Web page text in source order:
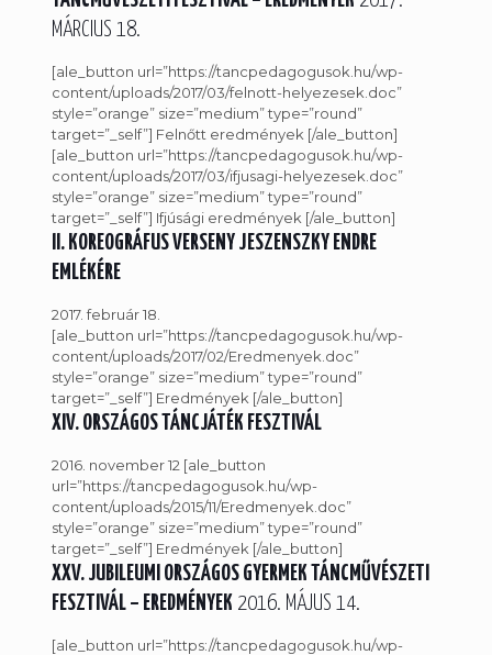
MÁRCIUS 18.
[ale_button url=”https://tancpedagogusok.hu/wp-
content/uploads/2017/03/felnott-helyezesek.doc”
style=”orange” size=”medium” type=”round”
target=”_self”] Felnőtt eredmények [/ale_button]
[ale_button url=”https://tancpedagogusok.hu/wp-
content/uploads/2017/03/ifjusagi-helyezesek.doc”
style=”orange” size=”medium” type=”round”
target=”_self”] Ifjúsági eredmények [/ale_button]
II. KOREOGRÁFUS VERSENY JESZENSZKY ENDRE
EMLÉKÉRE
2017. február 18.
[ale_button url=”https://tancpedagogusok.hu/wp-
content/uploads/2017/02/Eredmenyek.doc”
style=”orange” size=”medium” type=”round”
target=”_self”] Eredmények [/ale_button]
XIV. ORSZÁGOS TÁNCJÁTÉK FESZTIVÁL
2016. november 12 [ale_button
url=”https://tancpedagogusok.hu/wp-
content/uploads/2015/11/Eredmenyek.doc”
style=”orange” size=”medium” type=”round”
target=”_self”] Eredmények [/ale_button]
XXV. JUBILEUMI ORSZÁGOS GYERMEK TÁNCMŰVÉSZETI
FESZTIVÁL – EREDMÉNYEK 2016. MÁJUS 14.
[ale_button url=”https://tancpedagogusok.hu/wp-